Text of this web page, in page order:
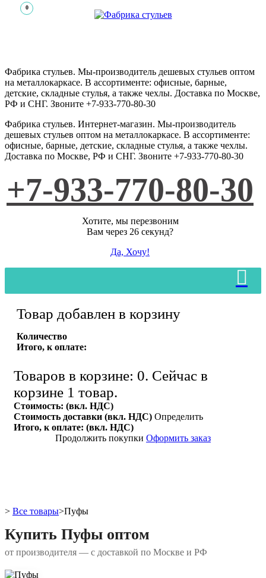
Фабрика стульев. Мы-производитель дешевых стульев оптом
на металлокаркасе. В ассортименте: офисные, барные,
детские, складные стулья, а также чехлы. Доставка по Москве,
РФ и СНГ. Звоните +7-933-770-80-30
Фабрика стульев. Интернет-магазин. Мы-производитель
дешевых стульев оптом на металлокаркасе. В ассортименте:
офисные, барные, детские, складные стулья, а также чехлы.
Доставка по Москве, РФ и СНГ. Звоните +7-933-770-80-30
+7-933-770-80-30
Хотите, мы перезвоним
Вам через 26 секунд?
Да, Хочу!
0
Товар добавлен в корзину
Количество
Итого, к оплате:
Товаров в корзине: 0. Сейчас в
корзине 1 товар.
Стоимость: (вкл. НДС)
Стоимость доставки (вкл. НДС) Определить
Итого, к оплате: (вкл. НДС)
Продолжить покупки Оформить заказ
> Все товары>Пуфы
Купить Пуфы оптом
от производителя — с доставкой по Москве и РФ